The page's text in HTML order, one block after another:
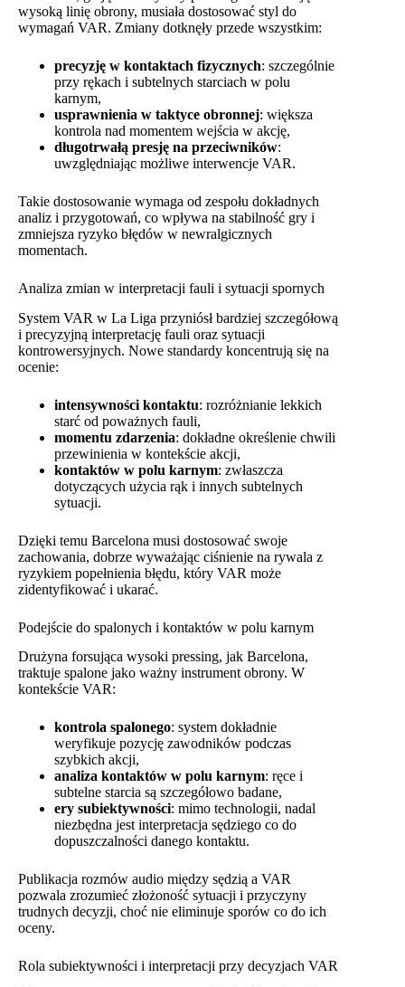
wysoką linię obrony, musiała dostosować styl do
wymagań VAR. Zmiany dotknęły przede wszystkim:
precyzję w kontaktach fizycznych: szczególnie
przy rękach i subtelnych starciach w polu
karnym,
usprawnienia w taktyce obronnej: większa
kontrola nad momentem wejścia w akcję,
długotrwałą presję na przeciwników:
uwzględniając możliwe interwencje VAR.
Takie dostosowanie wymaga od zespołu dokładnych
analiz i przygotowań, co wpływa na stabilność gry i
zmniejsza ryzyko błędów w newralgicznych
momentach.
Analiza zmian w interpretacji fauli i sytuacji spornych
System VAR w La Liga przyniósł bardziej szczegółową
i precyzyjną interpretację fauli oraz sytuacji
kontrowersyjnych. Nowe standardy koncentrują się na
ocenie:
intensywności kontaktu: rozróżnianie lekkich
starć od poważnych fauli,
momentu zdarzenia: dokładne określenie chwili
przewinienia w kontekście akcji,
kontaktów w polu karnym: zwłaszcza
dotyczących użycia rąk i innych subtelnych
sytuacji.
Dzięki temu Barcelona musi dostosować swoje
zachowania, dobrze wyważając ciśnienie na rywala z
ryzykiem popełnienia błędu, który VAR może
zidentyfikować i ukarać.
Podejście do spalonych i kontaktów w polu karnym
Drużyna forsująca wysoki pressing, jak Barcelona,
traktuje spalone jako ważny instrument obrony. W
kontekście VAR:
kontrola spalonego: system dokładnie
weryfikuje pozycję zawodników podczas
szybkich akcji,
analiza kontaktów w polu karnym: ręce i
subtelne starcia są szczegółowo badane,
ery subiektywności: mimo technologii, nadal
niezbędna jest interpretacja sędziego co do
dopuszczalności danego kontaktu.
Publikacja rozmów audio między sędzią a VAR
pozwala zrozumieć złożoność sytuacji i przyczyny
trudnych decyzji, choć nie eliminuje sporów co do ich
oceny.
Rola subiektywności i interpretacji przy decyzjach VAR